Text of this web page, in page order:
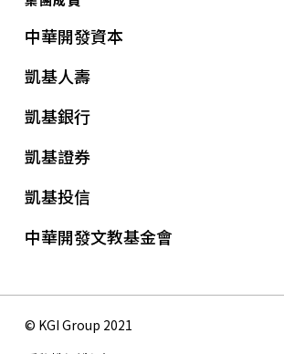
中華開發資本
凱基人壽
凱基銀行
凱基證券
凱基投信
中華開發文教基金會
© KGI Group 2021